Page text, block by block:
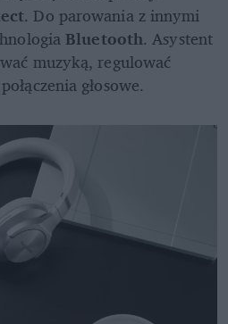
. Do parowania z innymi
Bluetooth. Asystent
muzyką, regulować
głosowe.